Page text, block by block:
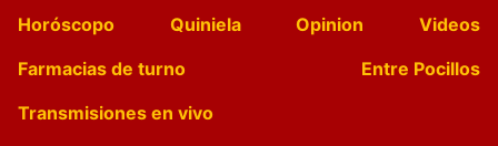
Horóscopo
Quiniela Opinion
Videos
Farmacias de turno
Entre Pocillos
Transmisiones en vivo